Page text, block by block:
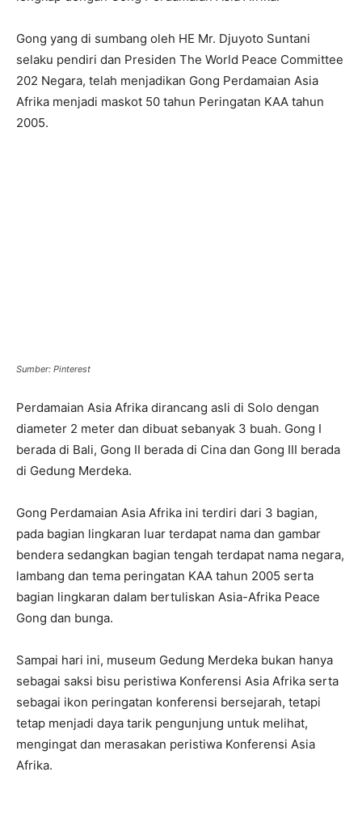
Gong yang di sumbang oleh HE Mr. Djuyoto Suntani
selaku pendiri dan Presiden The World Peace Committee
202 Negara, telah menjadikan Gong Perdamaian Asia
Afrika menjadi maskot 50 tahun Peringatan KAA tahun
2005.
Sumber: Pinterest
Perdamaian Asia Afrika dirancang asli di Solo dengan
diameter 2 meter dan dibuat sebanyak 3 buah. Gong I
berada di Bali, Gong II berada di Cina dan Gong III berada
di Gedung Merdeka.
Gong Perdamaian Asia Afrika ini terdiri dari 3 bagian,
pada bagian lingkaran luar terdapat nama dan gambar
bendera sedangkan bagian tengah terdapat nama negara,
lambang dan tema peringatan KAA tahun 2005 serta
bagian lingkaran dalam bertuliskan Asia-Afrika Peace
Gong dan bunga.
Sampai hari ini, museum Gedung Merdeka bukan hanya
sebagai saksi bisu peristiwa Konferensi Asia Afrika serta
sebagai ikon peringatan konferensi bersejarah, tetapi
tetap menjadi daya tarik pengunjung untuk melihat,
mengingat dan merasakan peristiwa Konferensi Asia
Afrika.